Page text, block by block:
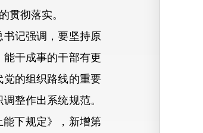
贯彻落实。
记强调，要坚持原
干成事的干部有更
的组织路线的重要
整作出系统规范。
能下规定》，新增第